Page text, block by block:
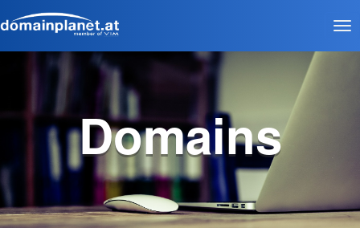
Domains